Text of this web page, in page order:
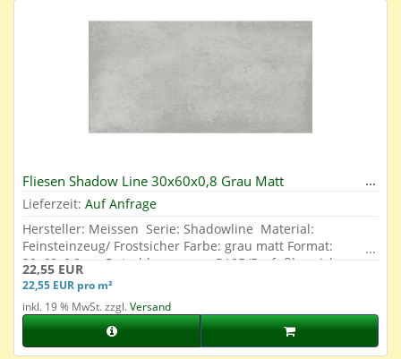
Fliesen Shadow Line 30x60x0,8 Grau Matt
Lieferzeit: Auf Anfrage
Hersteller: Meissen Serie: Shadowline Material:
Feinsteinzeug/ Frostsicher Farbe: grau matt Format:
30x60x0,8 cm Rutschhemmung: R10B/Barfußbereich
geeignet Abrieb: 4 Oberfläche: Glasiert
22,55 EUR
22,55 EUR pro m²
inkl. 19 % MwSt. zzgl.Versand